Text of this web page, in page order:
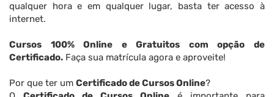
qualquer hora e em qualquer lugar, basta ter acesso à
internet.
Cursos 100% Online e Gratuitos com opção de
Certificado. Faça sua matrícula agora e aproveite!
Por que ter um Certificado de Cursos Online?